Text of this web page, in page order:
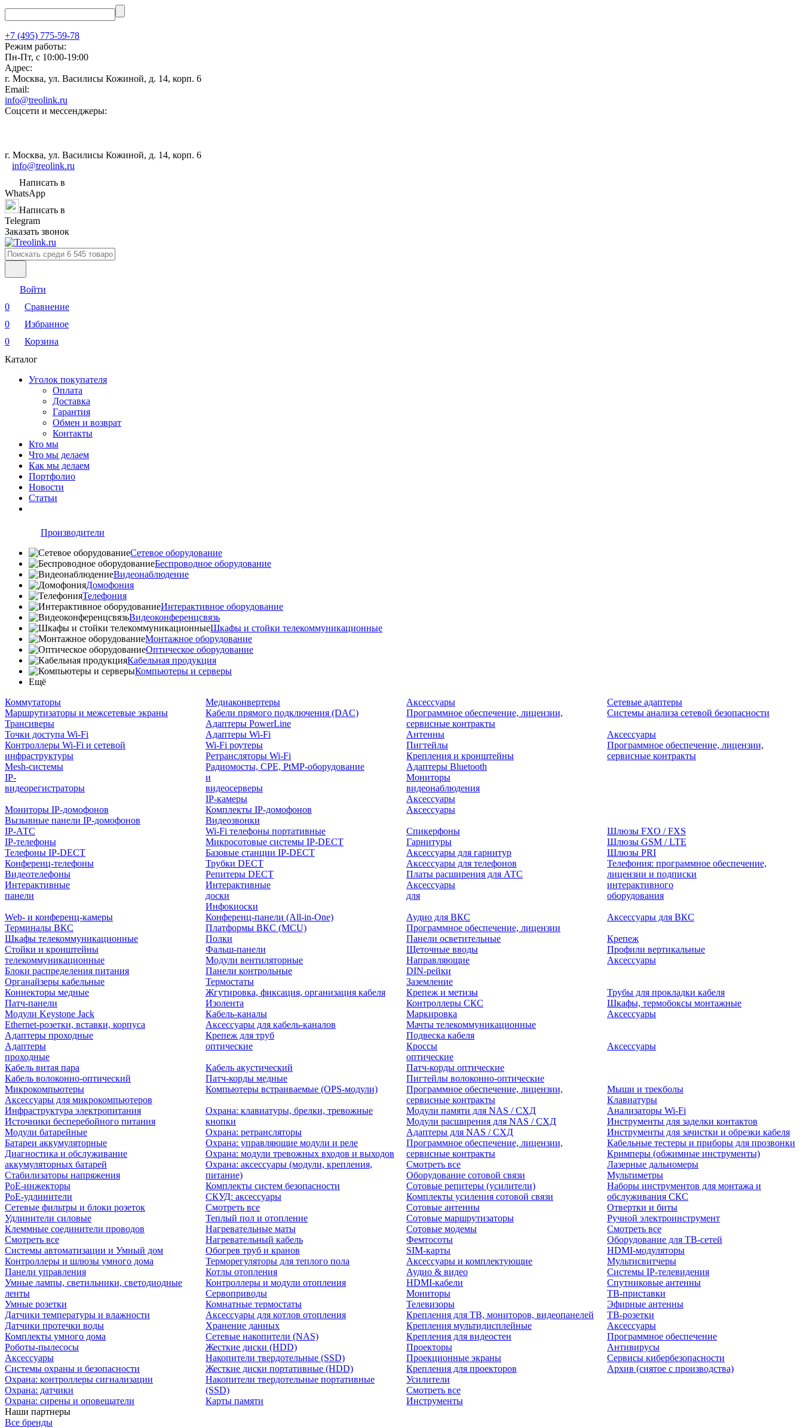
+7 (495) 775-59-78
Режим работы:
Пн-Пт, с 10:00-19:00
Адрес:
г. Москва, ул. Василисы Кожиной, д. 14, корп. 6
Email:
info@treolink.ru
Соцсети и мессенджеры:
г. Москва, ул. Василисы Кожиной, д. 14, корп. 6
info@treolink.ru
Написать в
WhatsApp
Написать в
Telegram
Заказать звонок
Войти
0
Сравнение
0
Избранное
0
Корзина
Каталог
Уголок покупателя
Оплата
Доставка
Гарантия
Обмен и возврат
Контакты
Кто мы
Что мы делаем
Как мы делаем
Портфолио
Новости
Статьи
Производители
Сетевое оборудование
Беспроводное оборудование
Видеонаблюдение
Домофония
Телефония
Интерактивное оборудование
Видеоконференцсвязь
Шкафы и стойки телекоммуникационные
Монтажное оборудование
Оптическое оборудование
Кабельная продукция
Компьютеры и серверы
Ещё
Коммутаторы
Маршрутизаторы и межсетевые экраны
Трансиверы
Медиаконвертеры
Кабели прямого подключения (DAC)
Адаптеры PowerLine
Аксессуары
Программное обеспечение, лицензии,
сервисные контракты
Сетевые адаптеры
Системы анализа сетевой безопасности
Точки доступа Wi-Fi
Контроллеры Wi-Fi и сетевой
инфраструктуры
Mesh-системы
Адаптеры Wi-Fi
Wi-Fi роутеры
Ретрансляторы Wi-Fi
Радиомосты, CPE, PtMP-оборудование
Антенны
Пигтейлы
Крепления и кронштейны
Адаптеры Bluetooth
Аксессуары
Программное обеспечение, лицензии,
сервисные контракты
IP-
видеорегистраторы
и
видеосерверы
IP-камеры
Мониторы
видеонаблюдения
Аксессуары
Мониторы IP-домофонов
Вызывные панели IP-домофонов
Комплекты IP-домофонов
Видеозвонки
Аксессуары
IP-АТС
IP-телефоны
Телефоны IP-DECT
Конференц-телефоны
Видеотелефоны
Wi-Fi телефоны портативные
Микросотовые системы IP-DECT
Базовые станции IP-DECT
Трубки DECT
Репитеры DECT
Спикерфоны
Гарнитуры
Аксессуары для гарнитур
Аксессуары для телефонов
Платы расширения для АТС
Шлюзы FXO / FXS
Шлюзы GSM / LTE
Шлюзы PRI
Телефония: программное обеспечение,
лицензии и подписки
Интерактивные
панели
Интерактивные
доски
Инфокиоски
Аксессуары
для
интерактивного
оборудования
Web- и конференц-камеры
Терминалы ВКС
Конференц-панели (All-in-One)
Платформы ВКС (MCU)
Аудио для ВКС
Программное обеспечение, лицензии
Аксессуары для ВКС
Шкафы телекоммуникационные
Стойки и кронштейны
телекоммуникационные
Блоки распределения питания
Органайзеры кабельные
Полки
Фальш-панели
Модули вентиляторные
Панели контрольные
Термостаты
Панели осветительные
Щеточные вводы
Направляющие
DIN-рейки
Заземление
Крепеж
Профили вертикальные
Аксессуары
Коннекторы медные
Патч-панели
Модули Keystone Jack
Ethernet-розетки, вставки, корпуса
Адаптеры проходные
Жгутировка, фиксация, организация кабеля
Изолента
Кабель-каналы
Аксессуары для кабель-каналов
Крепеж для труб
Крепеж и метизы
Контроллеры СКС
Маркировка
Мачты телекоммуникационные
Подвеска кабеля
Трубы для прокладки кабеля
Шкафы, термобоксы монтажные
Аксессуары
Адаптеры
проходные
оптические
Кроссы
оптические
Аксессуары
Кабель витая пара
Кабель волоконно-оптический
Кабель акустический
Патч-корды медные
Патч-корды оптические
Пигтейлы волоконно-оптические
Микрокомпьютеры
Аксессуары для микрокомпьютеров
Компьютеры встраиваемые (OPS-модули)
Программное обеспечение, лицензии,
сервисные контракты
Мыши и трекболы
Клавиатуры
Инфраструктура электропитания
Источники бесперебойного питания
Модули батарейные
Батареи аккумуляторные
Диагностика и обслуживание
аккумуляторных батарей
Стабилизаторы напряжения
PoE-инжекторы
PoE-удлинители
Сетевые фильтры и блоки розеток
Удлинители силовые
Клеммные соединители проводов
Смотреть все
Системы автоматизации и Умный дом
Контроллеры и шлюзы умного дома
Панели управления
Умные лампы, светильники, светодиодные
ленты
Умные розетки
Датчики температуры и влажности
Датчики протечки воды
Комплекты умного дома
Роботы-пылесосы
Аксессуары
Системы охраны и безопасности
Охрана: контроллеры сигнализации
Охрана: датчики
Охрана: сирены и оповещатели
Охрана: клавиатуры, брелки, тревожные
кнопки
Охрана: ретрансляторы
Охрана: управляющие модули и реле
Охрана: модули тревожных входов и выходов
Охрана: аксессуары (модули, крепления,
питание)
Комплекты систем безопасности
СКУД: аксессуары
Смотреть все
Теплый пол и отопление
Нагревательные маты
Нагревательный кабель
Обогрев труб и кранов
Терморегуляторы для теплого пола
Котлы отопления
Контроллеры и модули отопления
Сервоприводы
Комнатные термостаты
Аксессуары для котлов отопления
Хранение данных
Сетевые накопители (NAS)
Жесткие диски (HDD)
Накопители твердотельные (SSD)
Жесткие диски портативные (HDD)
Накопители твердотельные портативные
(SSD)
Карты памяти
Модули памяти для NAS / СХД
Модули расширения для NAS / СХД
Адаптеры для NAS / СХД
Программное обеспечение, лицензии,
сервисные контракты
Смотреть все
Оборудование сотовой связи
Сотовые репитеры (усилители)
Комплекты усиления сотовой связи
Сотовые антенны
Сотовые маршрутизаторы
Сотовые модемы
Фемтосоты
SIM-карты
Аксессуары и комплектующие
Аудио & видео
HDMI-кабели
Мониторы
Телевизоры
Крепления для ТВ, мониторов, видеопанелей
Крепления мультидисплейные
Крепления для видеостен
Проекторы
Проекционные экраны
Крепления для проекторов
Усилители
Смотреть все
Инструменты
Анализаторы Wi-Fi
Инструменты для заделки контактов
Инструменты для зачистки и обрезки кабеля
Кабельные тестеры и приборы для прозвонки
Кримперы (обжимные инструменты)
Лазерные дальномеры
Мультиметры
Наборы инструментов для монтажа и
обслуживания СКС
Отвертки и биты
Ручной электроинструмент
Смотреть все
Оборудование для ТВ-сетей
HDMI-модуляторы
Мультисвитчеры
Системы IP-телевидения
Спутниковые антенны
ТВ-приставки
Эфирные антенны
ТВ-розетки
Аксессуары
Программное обеспечение
Антивирусы
Сервисы кибербезопасности
Архив (снятое с производства)
Наши партнеры
Все бренды